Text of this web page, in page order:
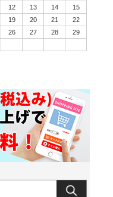
12 13 14
15
19 20 21
22
26 27 28
29